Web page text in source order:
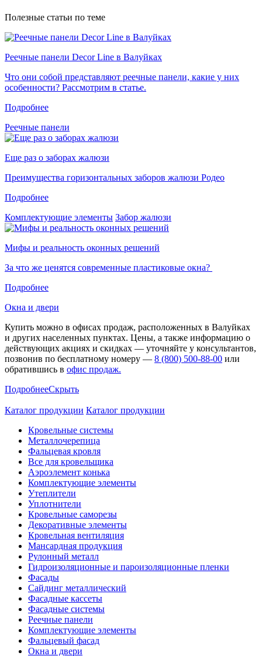
Полезные статьи по теме
Реечные панели Decor Line в Валуйках
Что они собой представляют реечные панели, какие у них
особенности? Рассмотрим в статье.
Подробнее
Реечные панели
Еще раз о заборах жалюзи
Преимущества горизонтальных заборов жалюзи Родео
Подробнее
Комплектующие элементы Забор жалюзи
Мифы и реальность оконных решений
За что же ценятся современные пластиковые окна?
Подробнее
Окна и двери
Купить можно в офисах продаж, расположенных в Валуйках
и других населенных пунктах. Цены, а также информацию о
действующих акциях и скидках — уточняйте у консультантов,
позвонив по бесплатному номеру — 8 (800) 500-88-00 или
обратившись в офис продаж.
ПодробнееСкрыть
Каталог продукции Каталог продукции
Кровельные системы
Металлочерепица
Фальцевая кровля
Все для кровельщика
Аэроэлемент конька
Комплектующие элементы
Утеплители
Уплотнители
Кровельные саморезы
Декоративные элементы
Кровельная вентиляция
Мансардная продукция
Рулонный металл
Гидроизоляционные и пароизоляционные пленки
Фасады
Сайдинг металлический
Фасадные кассеты
Фасадные системы
Реечные панели
Комплектующие элементы
Фальцевый фасад
Окна и двери